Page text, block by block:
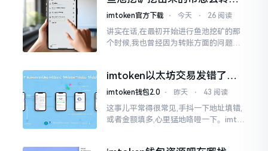
imtoken钱包？
imtoken官方下载 ⋅ 今天 ⋅ 26 阅读
讲实在话,在最初开始进行鱼池挖矿的那
个时候,我也曾经因为转账方面的问题而
为畅快
imtoken以太坊交易发错了咋
整？取消方法告诉你
imtoken钱包2.0 ⋅ 昨天 ⋅ 43 阅读
这事儿平常得很常见,手抖一下地址填错,
或者金额填多,心里猛地咯噔一下。imto